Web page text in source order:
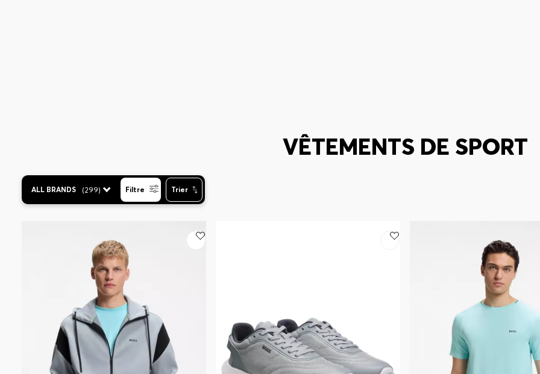
VÊTEMENTS DE SPORT
ALL BRANDS (299) Filtre Trier